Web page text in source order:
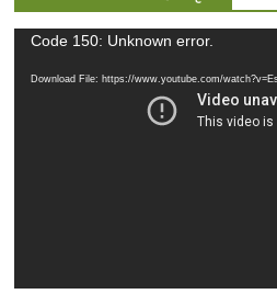
Video
Code 150: Unknown error.
Download File: https://www.youtube.com/